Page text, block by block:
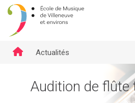
Actualités
Audition de flûte